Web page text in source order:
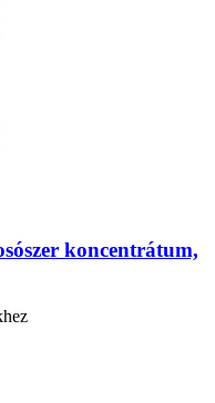
koncentrátum,